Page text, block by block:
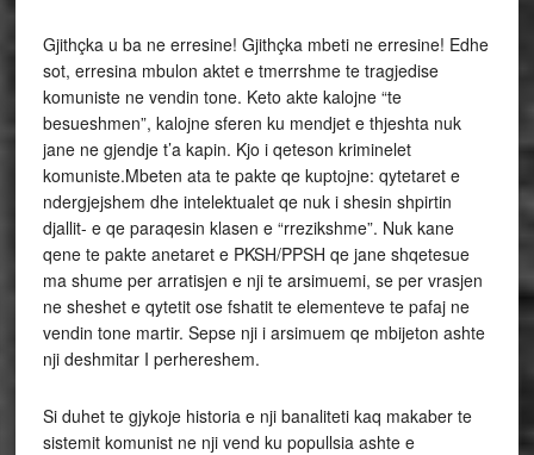
Gjithçka u ba ne erresine! Gjithçka mbeti ne erresine! Edhe
sot, erresina mbulon aktet e tmerrshme te tragjedise
komuniste ne vendin tone. Keto akte kalojne “te
besueshmen”, kalojne sferen ku mendjet e thjeshta nuk
jane ne gjendje t’a kapin. Kjo i qeteson kriminelet
komuniste.Mbeten ata te pakte qe kuptojne: qytetaret e
ndergjejshem dhe intelektualet qe nuk i shesin shpirtin
djallit- e qe paraqesin klasen e “rrezikshme”. Nuk kane
qene te pakte anetaret e PKSH/PPSH qe jane shqetesue
ma shume per arratisjen e nji te arsimuemi, se per vrasjen
ne sheshet e qytetit ose fshatit te elementeve te pafaj ne
vendin tone martir. Sepse nji i arsimuem qe mbijeton ashte
nji deshmitar I perhereshem.
Si duhet te gjykoje historia e nji banaliteti kaq makaber te
sistemit komunist ne nji vend ku popullsia ashte e